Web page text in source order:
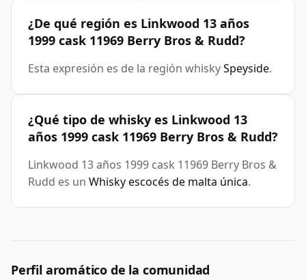
¿De qué región es Linkwood 13 años
1999 cask 11969 Berry Bros & Rudd?
Esta expresión es de la región whiskySpeyside.
¿Qué tipo de whisky es Linkwood 13
años 1999 cask 11969 Berry Bros & Rudd?
Linkwood 13 años 1999 cask 11969 Berry Bros &
Rudd es un Whisky escocés de malta única.
Perfil aromático de la comunidad